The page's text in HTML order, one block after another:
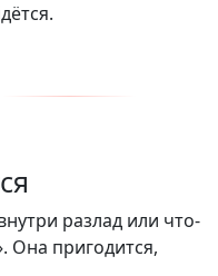
разлад или что-
Она пригодится,